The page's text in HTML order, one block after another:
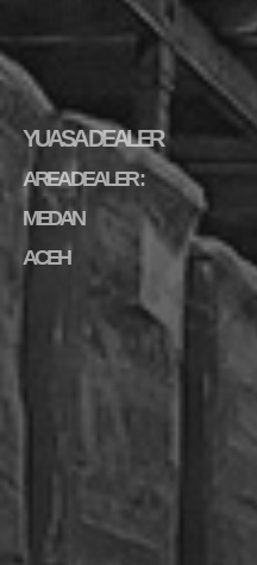
YUASA DEALER
AREA DEALER :
MEDAN
ACEH